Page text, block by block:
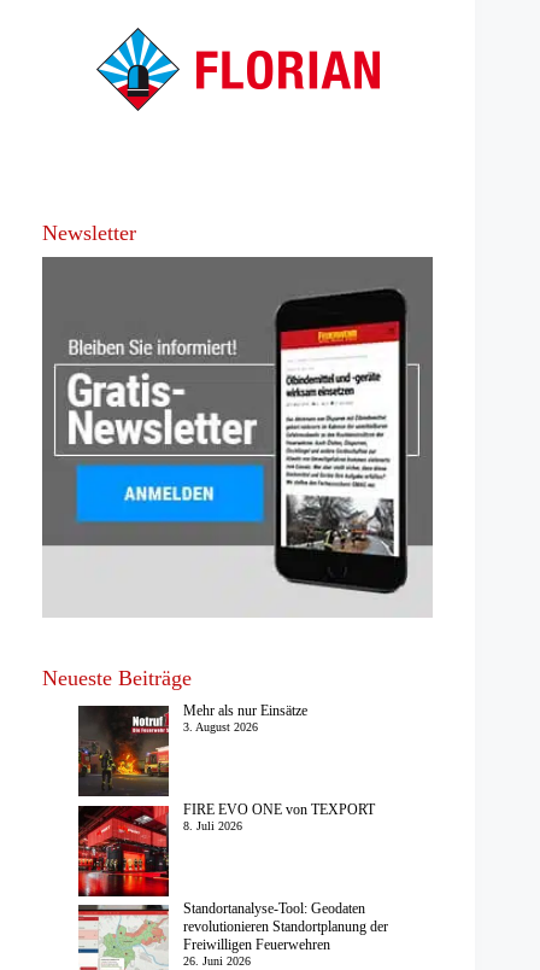
Newsletter
Neueste Beiträge
Mehr als nur Einsätze
3. August 2026
FIRE EVO ONE von TEXPORT
8. Juli 2026
Standortanalyse-Tool: Geodaten
revolutionieren Standortplanung der
Freiwilligen Feuerwehren
26. Juni 2026